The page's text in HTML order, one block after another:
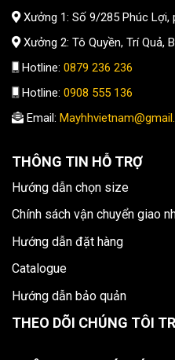
Xưởng 1: Số 9/285 Phúc Lợi,
Xưởng 2: Tô Quyền, Trí Quả,
Hotline: 0879 236 236
Hotline: 0908 555 136
Email:
THÔNG TIN HỖ TRỢ
Hướng dẫn chọn size
Chính sách vận chuyển giao
Hướng dẫn đặt hàng
Catalogue
Hướng dẫn bảo quản
THEO DÕI CHÚNG TÔI